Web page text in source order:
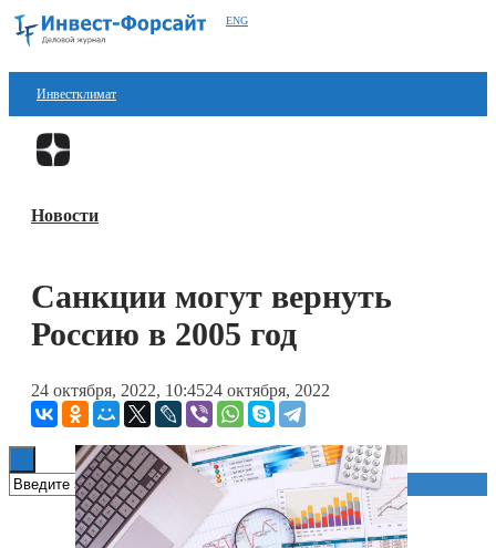
ENG
Инвестклимат
Финансы
Блокчейн
Книги
Новости
Санкции могут вернуть
Россию в 2005 год
24 октября, 2022, 10:4524 октября, 2022